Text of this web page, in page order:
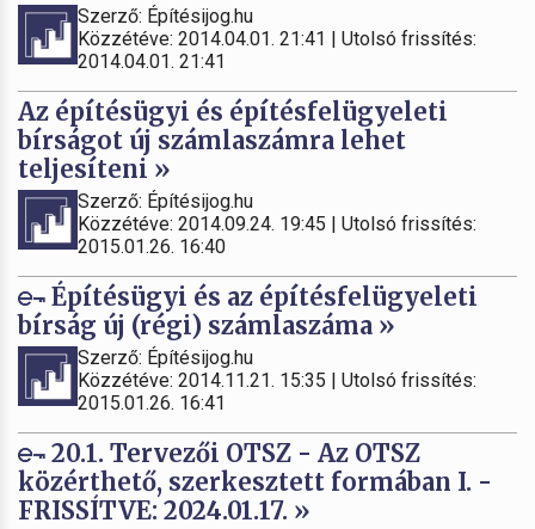
Szerző: Építésijog.hu
Közzétéve: 2014.04.01. 21:41 | Utolsó frissítés:
2014.04.01. 21:41
Az építésügyi és építésfelügyeleti
bírságot új számlaszámra lehet
teljesíteni »
Szerző: Építésijog.hu
Közzétéve: 2014.09.24. 19:45 | Utolsó frissítés:
2015.01.26. 16:40
Építésügyi és az építésfelügyeleti
bírság új (régi) számlaszáma »
Szerző: Építésijog.hu
Közzétéve: 2014.11.21. 15:35 | Utolsó frissítés:
2015.01.26. 16:41
20.1. Tervezői OTSZ - Az OTSZ
közérthető, szerkesztett formában I. -
FRISSÍTVE: 2024.01.17. »